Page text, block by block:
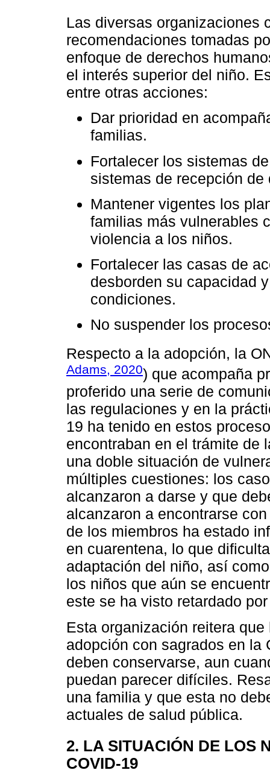
Las diversas organizaciones
recomendaciones tomadas
enfoque de derechos
el interés superior del niño.
entre otras acciones:
Dar prioridad en
familias.
Fortalecer los sistemas
sistemas de recepción
Mantener vigentes los
familias más vulnerables
violencia a los niños.
Fortalecer las casas de
desborden su capacidad
condiciones.
No suspender los
Respecto a la adopción, la
Adams, 2020) que acompaña
proferido una serie de
las regulaciones y en la
19 ha tenido en estos
encontraban en el trámite de
una doble situación de
múltiples cuestiones: los
alcanzaron a darse y que
alcanzaron a encontrarse
de los miembros ha estado
en cuarentena, lo que
adaptación del niño, así
los niños que aún se
este se ha visto retardado
Esta organización reitera
adopción con sagrados en la
deben conservarse, aun
puedan parecer difíciles.
una familia y que esta no
actuales de salud pública.
2. LA SITUACIÓN DE LOS
COVID-19